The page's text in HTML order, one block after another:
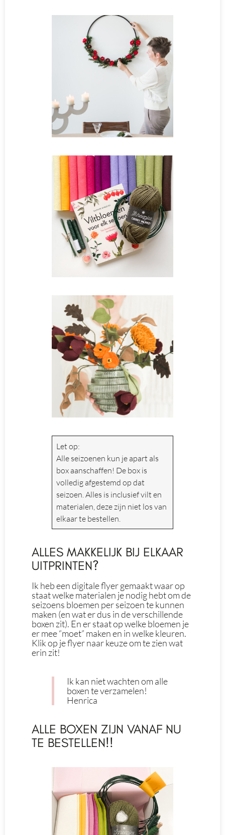
Let op:
Alle seizoenen kun je apart als
box aanschaffen! De box is
volledig afgestemd op dat
seizoen. Alles is inclusief vilt en
materialen, deze zijn niet los van
elkaar te bestellen.
ALLES MAKKELIJK BIJ ELKAAR
UITPRINTEN?
Ik heb een digitale flyer gemaakt waar op
staat welke materialen je nodig hebt om de
seizoens bloemen per seizoen te kunnen
maken (en wat er dus in de verschillende
boxen zit). En er staat op welke bloemen je
er mee “moet” maken en in welke kleuren.
Klik op je flyer naar keuze om te zien wat
erin zit!
Ik kan niet wachten om alle
boxen te verzamelen!
Henrica
ALLE BOXEN ZIJN VANAF NU
TE BESTELLEN!!